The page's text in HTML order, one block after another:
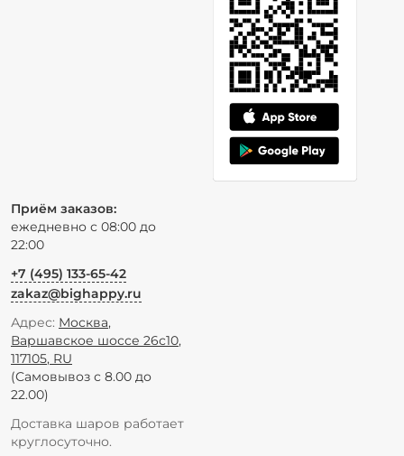
Приём заказов:
ежедневно с 08:00 до
22:00
+7 (495) 133-65-42
zakaz@bighappy.ru
Адрес: Москва,
Варшавское шоссе 26с10,
117105, RU
(Самовывоз с 8.00 до
22.00)
Доставка шаров работает
круглосуточно.